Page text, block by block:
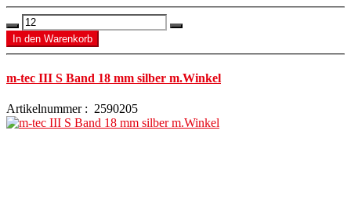
m-tec III S Band 18 mm silber m.Winkel
Artikelnummer : 2590205